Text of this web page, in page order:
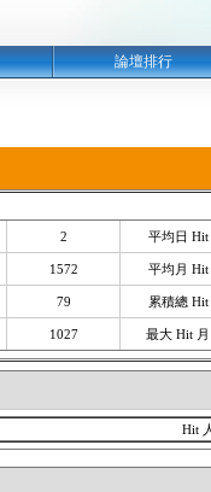
論壇排行
2 平均日 Hit
1572 平均月 Hit
79 累積總 Hit
1027 最大 Hit 月
Hit